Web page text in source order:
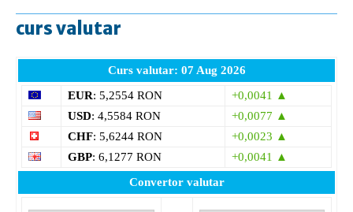
curs valutar
Curs valutar: 07 Aug 2026
EUR: 5,2554 RON
+0,0041 ▲
USD: 4,5584 RON
+0,0077 ▲
CHF: 5,6244 RON
+0,0023 ▲
GBP: 6,1277 RON
+0,0041 ▲
Convertor valutar